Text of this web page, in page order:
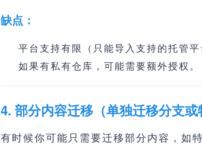
缺点：
平台支持有限（只能导入支持的托管平
如果有私有仓库，可能需要额外授权。
4. 部分内容迁移（单独迁移分支或
有时候你可能只需要迁移部分内容，如